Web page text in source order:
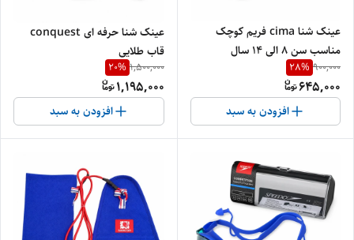
عینک شنا cima فریم کوچک
مناسب سن ۸ الی ۱۴ سال
900,000
28%
645,000
افزودن به سبد
عینک شنا حرفه ای conquest
قاب طلایی
1,500,000
20%
1,195,000
افزودن به سبد